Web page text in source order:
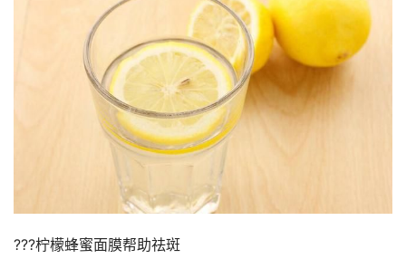
???柠檬蜂蜜面膜帮助祛斑